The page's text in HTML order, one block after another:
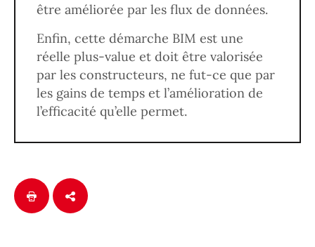
être améliorée par les flux de données.
Enfin, cette démarche BIM est une
réelle plus-value et doit être valorisée
par les constructeurs, ne fut-ce que par
les gains de temps et l’amélioration de
l’efficacité qu’elle permet.